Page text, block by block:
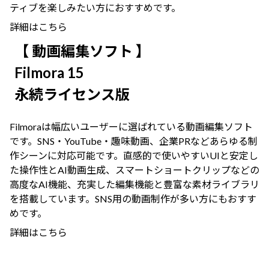
ティブを楽しみたい方におすすめです。
詳細はこちら
【 動画編集ソフト 】
Filmora 15
永続ライセンス版
Filmoraは幅広いユーザーに選ばれている動画編集ソフト
です。SNS・YouTube・趣味動画、企業PRなどあらゆる制
作シーンに対応可能です。直感的で使いやすいUIと安定し
た操作性とAI動画生成、スマートショートクリップなどの
高度なAI機能、充実した編集機能と豊富な素材ライブラリ
を搭載しています。SNS用の動画制作が多い方にもおすす
めです。
詳細はこちら